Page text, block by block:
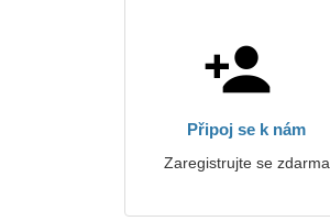
Připoj se k nám
Zaregistrujte se zdarma